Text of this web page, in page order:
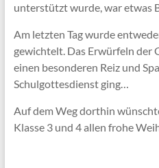
unterstützt wurde, war etwas
Am letzten Tag wurde
gewichtelt. Das Erwürfeln der
einen besonderen Reiz und
Schulgottesdienst ging…
Auf dem Weg dorthin
Klasse 3 und 4 allen frohe